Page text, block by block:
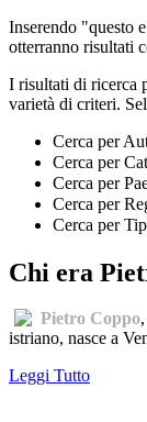
Inserendo "questo
otterranno risultati
I risultati di ricerca
varietà di criteri.
Cerca per
Cerca per
Cerca per
Cerca per
Cerca per
Chi era
Pietro Coppo
istriano, nasce a
Leggi Tutto